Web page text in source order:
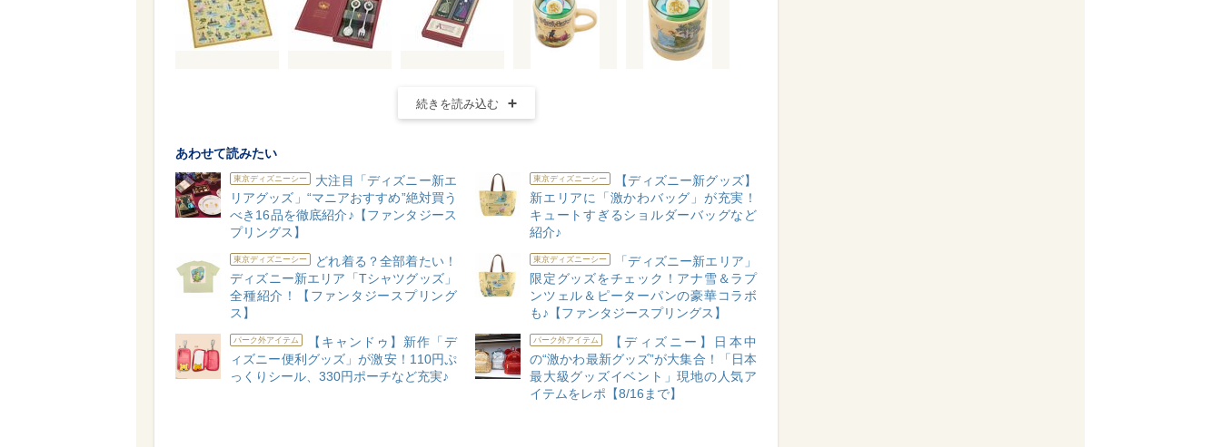
続きを読み込む
あわせて読みたい
東京ディズニーシー
大注目「ディズニー新エ
リアグッズ」“マニアおすすめ”絶対買う
べき16品を徹底紹介♪【ファンタジース
プリングス】
東京ディズニーシー
【ディズニー新グッズ】
新エリアに「激かわバッグ」が充実！
キュートすぎるショルダーバッグなど
紹介♪
東京ディズニーシー
どれ着る？全部着たい！
ディズニー新エリア「Tシャツグッズ」
全種紹介！【ファンタジースプリング
ス】
東京ディズニーシー
「ディズニー新エリア」
限定グッズをチェック！アナ雪＆ラプ
ンツェル＆ピーターパンの豪華コラボ
も♪【ファンタジースプリングス】
パーク外アイテム
【キャンドゥ】新作「デ
ィズニー便利グッズ」が激安！110円ぷ
っくりシール、330円ポーチなど充実♪
パーク外アイテム
【ディズニー】日本中
の“激かわ最新グッズ”が大集合！「日本
最大級グッズイベント」現地の人気ア
イテムをレポ【8/16まで】